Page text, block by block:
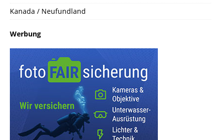
Kanada / Neufundland
Werbung